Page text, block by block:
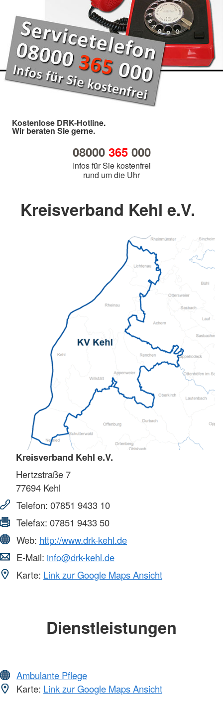
Kostenlose DRK-Hotline.
Wir beraten Sie gerne.
08000 365000
Infos für Sie kostenfrei
rund um die Uhr
Kreisverband Kehl e.V.
Kreisverband Kehl e.V.
Hertzstraße 7
77694 Kehl
Telefon: 07851 9433 10
Telefax: 07851 9433 50
Web: http://www.drk-kehl.de
E-Mail: info@drk-kehl.de
Karte: Link zur Google Maps Ansicht
Dienstleistungen
Ambulante Pflege
Karte: Link zur Google Maps Ansicht